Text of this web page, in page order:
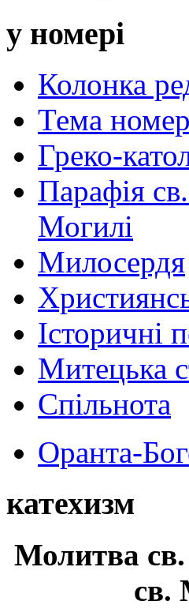
у номері
Колонка
Тема
Греко-
Парафія
Могилі
Милосердя
Історичні
Митецька
Спільнота
Оранта-
катехизм
Молитва св.
св.